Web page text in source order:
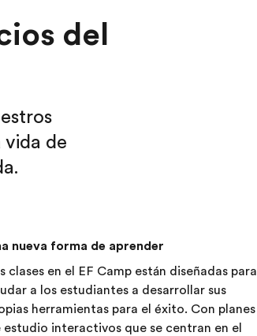
del
vida de
nueva forma de aprender
clases en el EF Camp están diseñadas para
a los estudiantes a desarrollar sus
herramientas para el éxito. Con planes
estudio interactivos que se centran en el